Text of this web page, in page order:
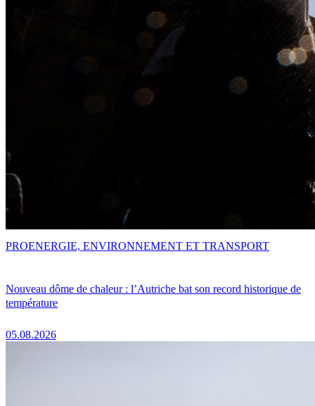
Nouveau dôme de chaleur : l’Autriche bat son record historique de
température
05.08.2026
PROENERGIE, ENVIRONNEMENT ET TRANSPORT